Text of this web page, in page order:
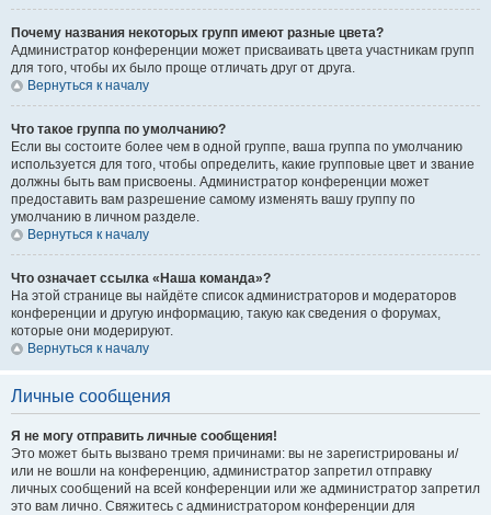
Почему названия некоторых групп имеют разные цвета?
Администратор конференции может присваивать цвета участникам групп
для того, чтобы их было проще отличать друг от друга.
Вернуться к началу
Что такое группа по умолчанию?
Если вы состоите более чем в одной группе, ваша группа по умолчанию
используется для того, чтобы определить, какие групповые цвет и звание
должны быть вам присвоены. Администратор конференции может
предоставить вам разрешение самому изменять вашу группу по
умолчанию в личном разделе.
Вернуться к началу
Что означает ссылка «Наша команда»?
На этой странице вы найдёте список администраторов и модераторов
конференции и другую информацию, такую как сведения о форумах,
которые они модерируют.
Вернуться к началу
Личные сообщения
Я не могу отправить личные сообщения!
Это может быть вызвано тремя причинами: вы не зарегистрированы и/
или не вошли на конференцию, администратор запретил отправку
личных сообщений на всей конференции или же администратор запретил
это вам лично. Свяжитесь с администратором конференции для